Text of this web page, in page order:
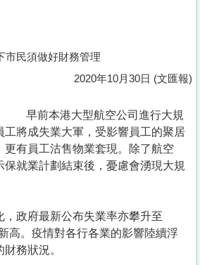
市民須做好財務管理
2020年10月30日 (文匯報)
早前本港大型航空公司進行大規
工將成失業大軍，受影響員工的聚居
更有員工沽售物業套現。除了航空
就業計劃結束後，憂慮會湧現大規
，政府最新公布失業率亦攀升至
高。疫情對各行各業的影響陸續浮
務狀況。